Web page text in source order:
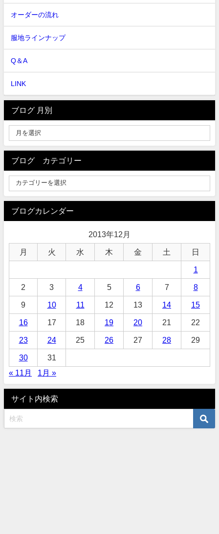
オーダーの流れ
服地ラインナップ
Q＆A
LINK
ブログ 月別
ブログ カテゴリー
ブログカレンダー
2013年12月
月 火 水 木 金 土 日
1
2 3 4 5 6 7 8
9 10 11 12 13 14 15
16 17 18 19 20 21 22
23 24 25 26 27 28 29
30
31
« 11月
1月 »
サイト内検索